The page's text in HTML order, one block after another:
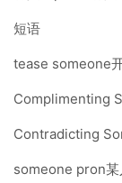
短语
tease someone
Complimenting
Contradicting
someone pron某